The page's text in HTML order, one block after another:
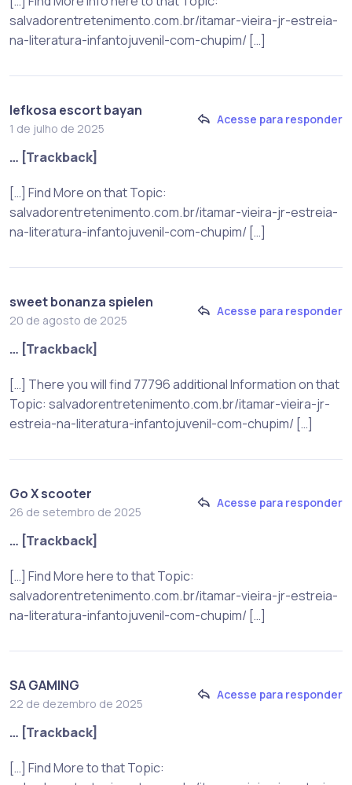
salvadorentretenimento.com.br/itamar-vieira-jr-estreia-
na-literatura-infantojuvenil-com-chupim/ […]
lefkosa escort bayan
1 de julho de 2025
Acesse para responder
… [Trackback]
[…] Find More on that Topic:
salvadorentretenimento.com.br/itamar-vieira-jr-estreia-
na-literatura-infantojuvenil-com-chupim/ […]
sweet bonanza spielen
20 de agosto de 2025
Acesse para responder
… [Trackback]
[…] There you will find 77796 additional Information on that
Topic: salvadorentretenimento.com.br/itamar-vieira-jr-
estreia-na-literatura-infantojuvenil-com-chupim/ […]
Go X scooter
26 de setembro de 2025
Acesse para responder
… [Trackback]
[…] Find More here to that Topic:
salvadorentretenimento.com.br/itamar-vieira-jr-estreia-
na-literatura-infantojuvenil-com-chupim/ […]
SA GAMING
22 de dezembro de 2025
Acesse para responder
… [Trackback]
[…] Find More to that Topic: